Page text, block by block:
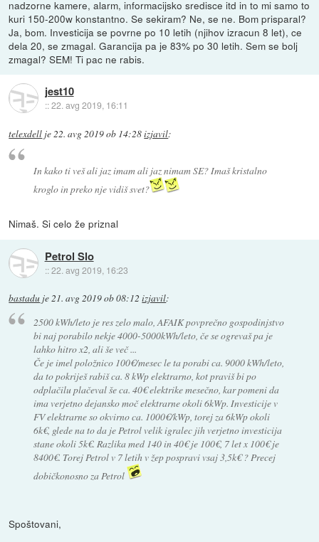
nadzorne kamere, alarm, informacijsko sredisce itd in to mi samo to
kuri 150-200w konstantno. Se sekiram? Ne, se ne. Bom prisparal?
Ja, bom. Investicija se povrne po 10 letih (njihov izracun 8 let), ce
dela 20, se zmagal. Garancija pa je 83% po 30 letih. Sem se bolj
zmagal? SEM! Ti pac ne rabis.
jest10
::22. avg 2019, 16:11
telexdell je22. avg 2019 ob 14:28izjavil:
In kako ti veš ali jaz imam ali jaz nimam SE? Imaš kristalno
kroglo in preko nje vidiš svet?
Nimaš. Si celo že priznal
Petrol Slo
::22. avg 2019, 16:23
bastadu je21. avg 2019 ob 08:12 izjavil:
2500 kWh/leto je res zelo malo, AFAIK povprečno gospodinjstvo
bi naj porabilo nekje 4000-5000kWh/leto, če se ogrevaš pa je
lahko hitro x2, ali še več ...
Če je imel položnico 100€/mesec le ta porabi ca. 9000 kWh/leto,
da to pokriješ rabiš ca. 8 kWp elektrarno, kot praviš bi po
odplačilu plačeval še ca. 40€ elektrike mesečno, kar pomeni da
ima verjetno dejansko moč elektrarne okoli 6kWp. Investicije v
FV elektrarne so okvirno ca. 1000€/kWp, torej za 6kWp okoli
6k€, glede na to da je Petrol velik igralec jih verjetno investicija
stane okoli 5k€. Razlika med 140 in 40€ je 100€, 7 let x 100€ je
8400€. Torej Petrol v 7 letih v žep pospravi vsaj 3,5k€ ? Precej
dobičkonosno za Petrol
Spoštovani,